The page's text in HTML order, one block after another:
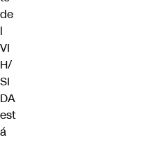
de
l
VI
H/
SI
DA
est
á